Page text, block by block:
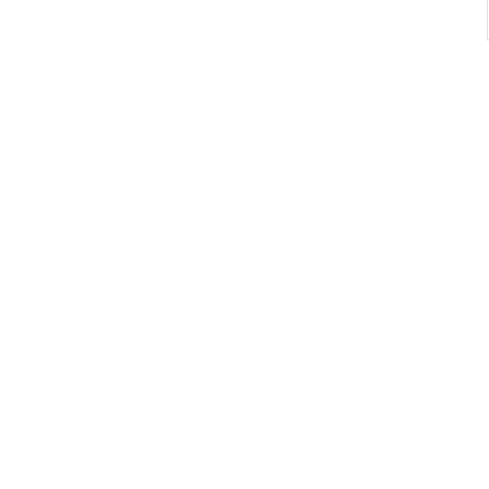
策”以及“选举管理不善、舞弊争议及选举管理
41%，与前一次调查持平；国